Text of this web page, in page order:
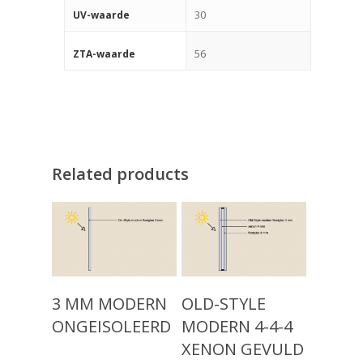
UV-waarde 30
ZTA-waarde 56
Related products
3 MM MODERN
ONGEISOLEERD
OLD-STYLE
MODERN 4-4-4
XENON GEVULD
(voor 1920)
Klassiek Isolatieglas
1960)
Advies
Projecten